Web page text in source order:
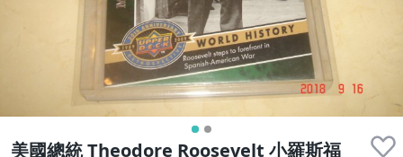
美國總統 Theodore Roosevelt 小羅斯福